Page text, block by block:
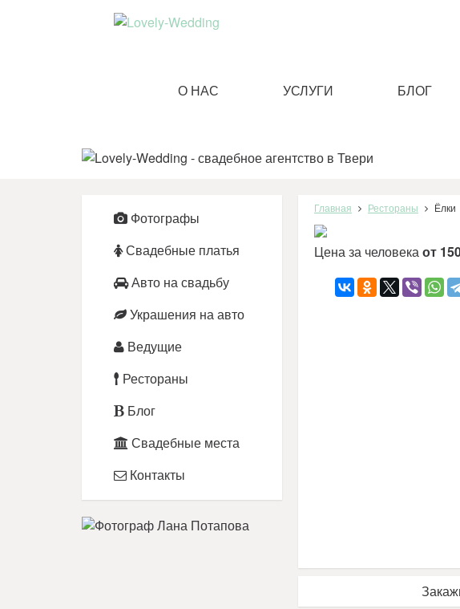
О НАС УСЛУГИ БЛОГ
Фотографы
Свадебные платья
Авто на свадьбу
Украшения на авто
Ведущие
Рестораны
Блог
Свадебные места
Контакты
Главная Рестораны Ёлки
Цена за человекаот